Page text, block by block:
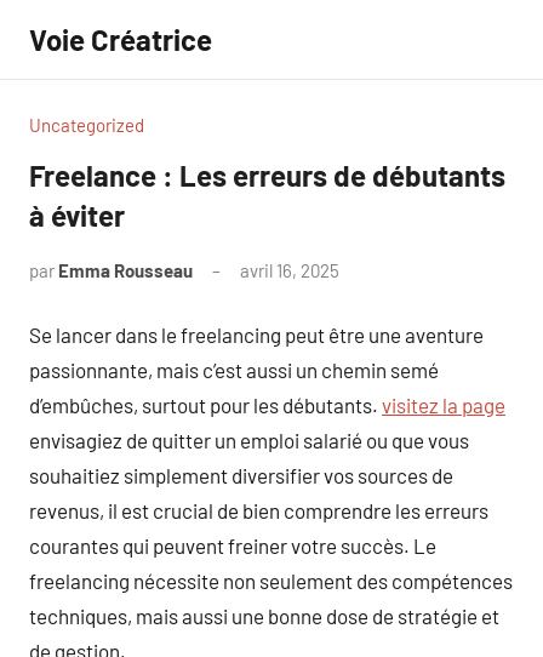
contenu
Voie Créatrice
Uncategorized
Freelance : Les erreurs de débutants
à éviter
par Emma Rousseau avril 16, 2025
Se lancer dans le freelancing peut être une aventure
passionnante, mais c’est aussi un chemin semé
d’embûches, surtout pour les débutants. visitez la page
envisagiez de quitter un emploi salarié ou que vous
souhaitiez simplement diversifier vos sources de
revenus, il est crucial de bien comprendre les erreurs
courantes qui peuvent freiner votre succès. Le
freelancing nécessite non seulement des compétences
techniques, mais aussi une bonne dose de stratégie et
de gestion.